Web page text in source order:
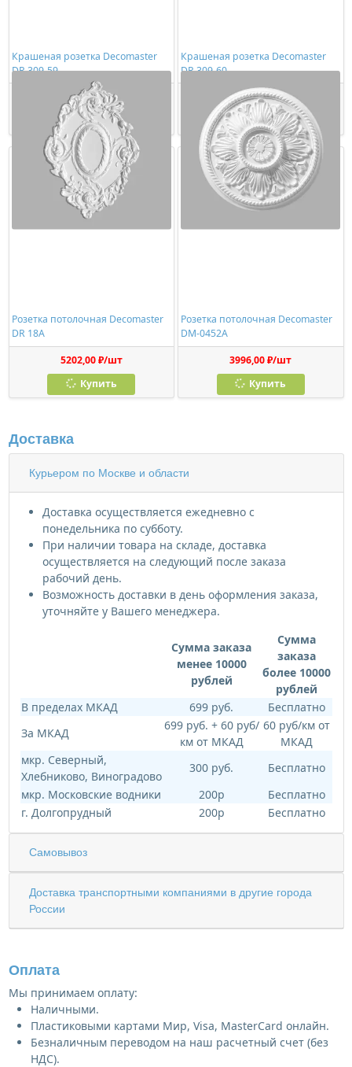
Крашеная розетка Decomaster
DR 309-59
23035,00 ₽/шт
Купить
Крашеная розетка Decomaster
DR 309-60
16720,00 ₽/шт
Купить
Розетка потолочная Decomaster
DR 18A
5202,00 ₽/шт
Купить
Розетка потолочная Decomaster
DM-0452A
3996,00 ₽/шт
Купить
Доставка
Курьером по Москве и области
Доставка осуществляется ежедневно с
понедельника по субботу.
При наличии товара на складе, доставка
осуществляется на следующий после заказа
рабочий день.
Возможность доставки в день оформления заказа,
уточняйте у Вашего менеджера.
Сумма заказа
менее 10000
рублей
Сумма
заказа
более 10000
рублей
В пределах МКАД
699 руб.
Бесплатно
За МКАД
699 руб. + 60 руб/
км от МКАД
60 руб/км от
МКАД
мкр. Северный,
Хлебниково, Виноградово
300 руб.
Бесплатно
мкр. Московские водники
200р
Бесплатно
г. Долгопрудный
200р Бесплатно
Самовывоз
Доставка транспортными компаниями в другие города
России
Оплата
Мы принимаем оплату:
Наличными.
Пластиковыми картами Мир, Visa, MasterCard онлайн.
Безналичным переводом на наш расчетный счет (без
НДС).